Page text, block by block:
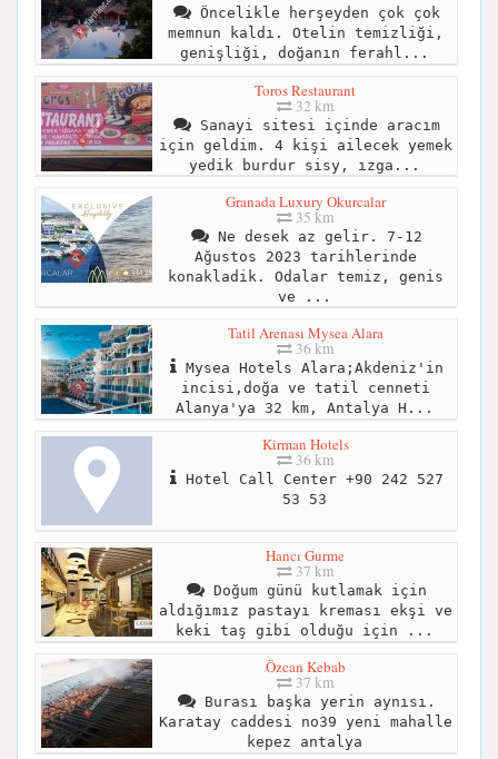
Öncelikle herşeyden çok çok
memnun kaldı. Otelin temizliği,
genişliği, doğanın ferahl...
Toros Restaurant
32 km
Sanayi sitesi içinde aracım
için geldim. 4 kişi ailecek yemek
yedik burdur sisy, ızga...
Granada Luxury Okurcalar
35 km
Ne desek az gelir. 7-12
Ağustos 2023 tarihlerinde
konakladik. Odalar temiz, genis
ve ...
Tatil Arenası Mysea Alara
36 km
Mysea Hotels Alara;Akdeniz'in
incisi,doğa ve tatil cenneti
Alanya'ya 32 km, Antalya H...
Kirman Hotels
36 km
Hotel Call Center +90 242 527
53 53
Hancı Gurme
37 km
Doğum günü kutlamak için
aldığımız pastayı kreması ekşi ve
keki taş gibi olduğu için ...
Özcan Kebab
37 km
Burası başka yerin aynısı.
Karatay caddesi no39 yeni mahalle
kepez antalya